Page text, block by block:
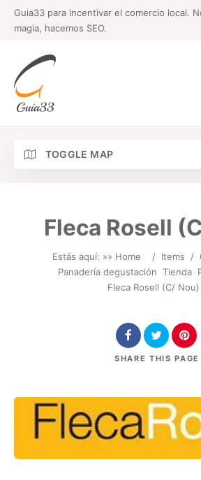
Guia33 para incentivar el comercio local.
magia, hacemos SEO.
TOGGLE MAP
Fleca Rosell
Estás aquí: »» Home / Items /
Panadería degustación Tienda
Fleca Rosell (C/ Nou)
SHARE THIS PAGE